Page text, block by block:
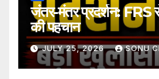
जंतर-मंतर प्रदर्शन: FRS
की पहचान
JULY 25, 2026 SONU